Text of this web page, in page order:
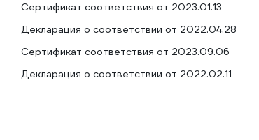
Сертификат соответствия от 2023.01.13
Декларация о соответствии от 2022.04.28
Сертификат соответствия от 2023.09.06
Декларация о соответствии от 2022.02.11